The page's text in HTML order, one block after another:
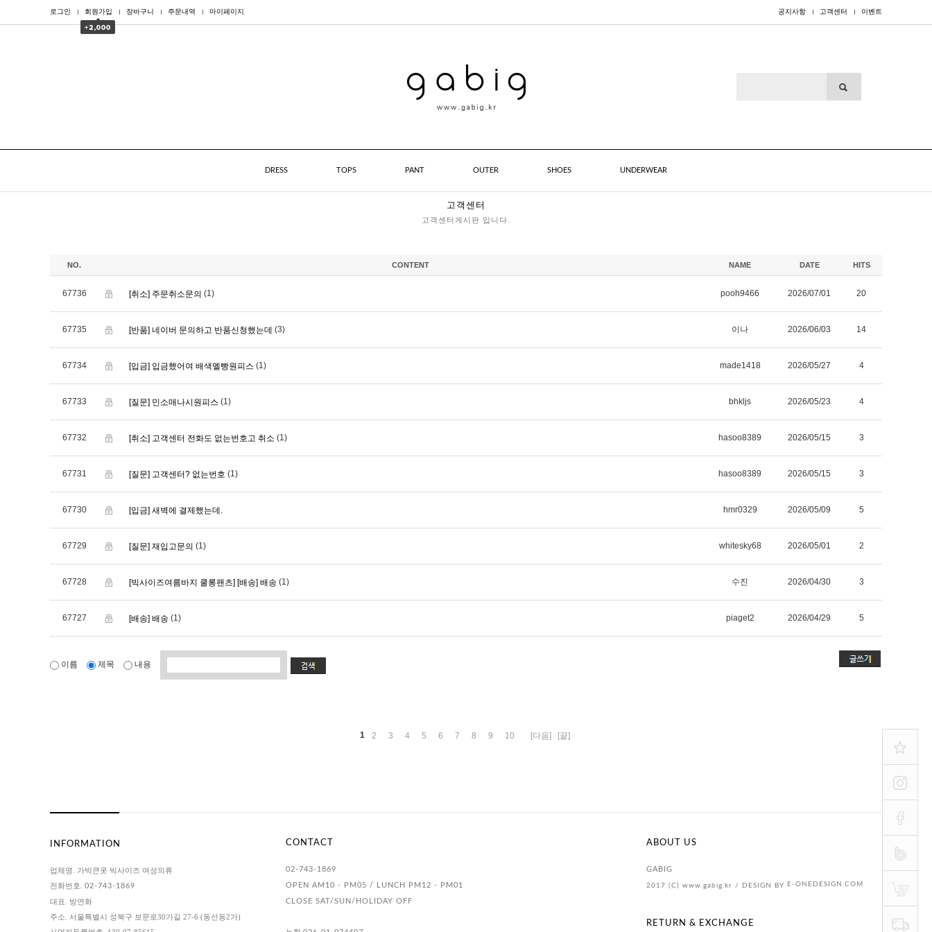
로그인 회원가입 장바구니 주문내역 마이페이지 공지사항 고객센터 이벤트
DRESS TOPS PANT OUTER SHOES UNDERWEAR
고객센터
고객센터게시판 입니다.
NO. CONTENT NAME DATE HITS
67736 [취소] 주문취소문의 (1) pooh9466 2026/07/01 20
67735 [반품] 네이버 문의하고 반품신청했는데 (3) 이나 2026/06/03 14
67734 [입금] 입금했어여 배색멜빵원피스 (1) made1418 2026/05/27 4
67733 [질문] 민소매나시원피스 (1) bhkljs 2026/05/23 4
67732 [취소] 고객센터 전화도 없는번호고 취소 (1) hasoo8389 2026/05/15 3
67731 [질문] 고객센터? 없는번호 (1) hasoo8389 2026/05/15 3
67730 [입금] 새벽에 결제했는데. hmr0329 2026/05/09 5
67729 [질문] 재입고문의 (1) whitesky68 2026/05/01 2
67728 [빅사이즈여름바지 쿨롱팬츠] [배송] 배송 (1) 수진 2026/04/30 3
67727 [배송] 배송 (1) piaget2 2026/04/29 5
이름 제목 내용
1 2 3 4 5 6 7 8 9 10 [다음] [끝]
INFORMATION
업체명. 가빅큰옷 빅사이즈 여성의류
전화번호. 02-743-1869
대표. 방연화
주소. 서울특별시 성북구 보문로30가길 27-6 (동선동2가)
CONTACT
02-743-1869
OPEN AM10 - PM05 / LUNCH PM12 - PM01
CLOSE SAT/SUN/HOLIDAY OFF
ABOUT US
GABIG
2017 (C) www.gabig.kr / DESIGN BY E-ONEDESIGN.COM
RETURN & EXCHANGE